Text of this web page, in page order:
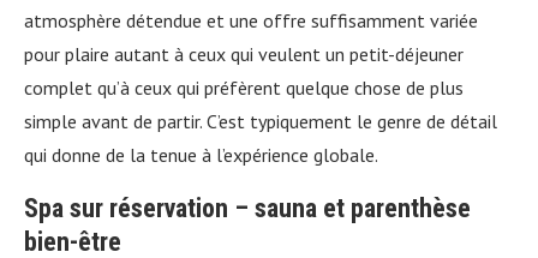
atmosphère détendue et une offre suffisamment variée
pour plaire autant à ceux qui veulent un petit-déjeuner
complet qu’à ceux qui préfèrent quelque chose de plus
simple avant de partir. C’est typiquement le genre de détail
qui donne de la tenue à l’expérience globale.
Spa sur réservation – sauna et parenthèse
bien-être